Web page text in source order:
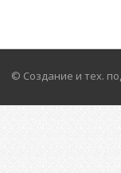
© Создание и тех.